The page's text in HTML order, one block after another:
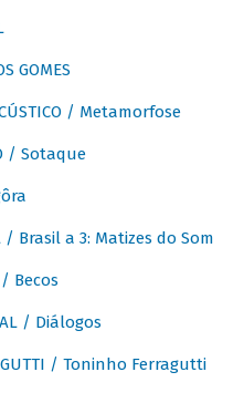
GOMES
/ Metamorfose
/ Sotaque
/ Brasil a 3: Matizes do Som
/ Becos
/ Diálogos
/ Toninho Ferragutti